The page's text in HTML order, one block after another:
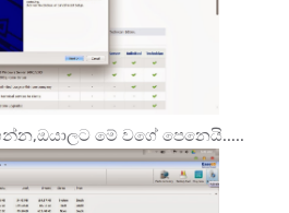
මේ වගේ පෙනෙයි.....